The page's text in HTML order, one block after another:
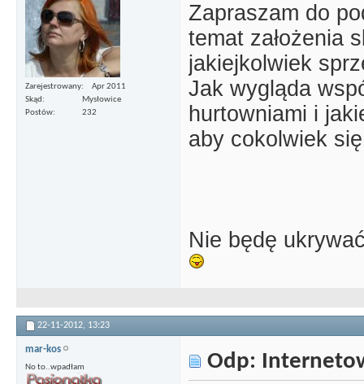
Zarejestrowany
Apr 2011
Skąd
Mysłowice
Postów
232
Zapraszam do
temat założenia
jakiejkolwiek
Jak wygląda
hurtowniami i
aby cokolwiek się
Nie będę
22-11-2012, 13:23
mar-kos
No to..wpadłam Odp: